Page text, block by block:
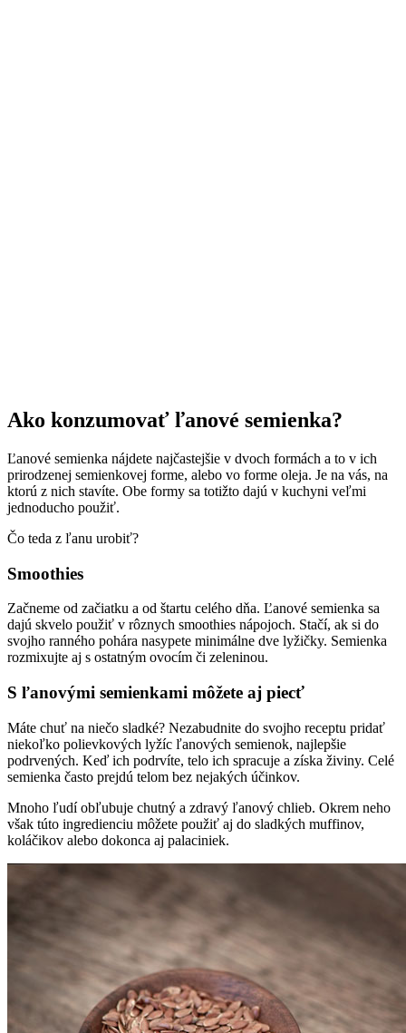
Ako konzumovať ľanové semienka?
Ľanové semienka nájdete najčastejšie v dvoch formách a to v ich
prirodzenej semienkovej forme, alebo vo forme oleja. Je na vás, na
ktorú z nich stavíte. Obe formy sa totižto dajú v kuchyni veľmi
jednoducho použiť.
Čo teda z ľanu urobiť?
Smoothies
Začneme od začiatku a od štartu celého dňa. Ľanové semienka sa
dajú skvelo použiť v rôznych smoothies nápojoch. Stačí, ak si do
svojho ranného pohára nasypete minimálne dve lyžičky. Semienka
rozmixujte aj s ostatným ovocím či zeleninou.
S ľanovými semienkami môžete aj piecť
Máte chuť na niečo sladké? Nezabudnite do svojho receptu pridať
niekoľko polievkových lyžíc ľanových semienok, najlepšie
podrvených. Keď ich podrvíte, telo ich spracuje a získa živiny. Celé
semienka často prejdú telom bez nejakých účinkov.
Mnoho ľudí obľubuje chutný a zdravý ľanový chlieb. Okrem neho
však túto ingredienciu môžete použiť aj do sladkých muffinov,
koláčikov alebo dokonca aj palaciniek.